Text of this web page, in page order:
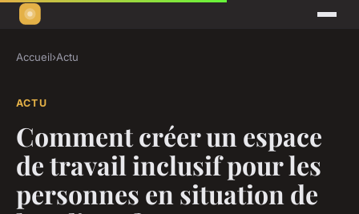
Accueil›Actu
ACTU
Comment créer un espace
de travail inclusif pour les
personnes en situation de